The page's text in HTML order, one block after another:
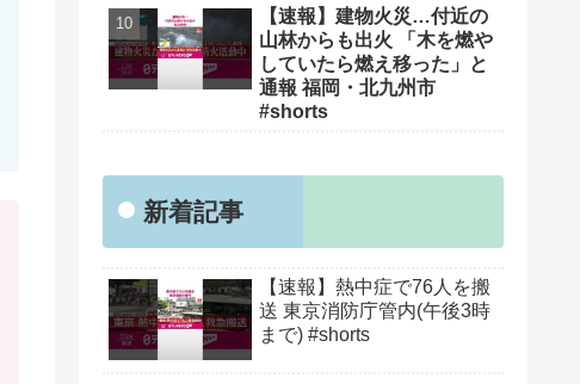
【速報】建物火災…付近の
山林からも出火 「木を燃や
していたら燃え移った」と
通報 福岡・北九州市
#shorts
新着記事
【速報】熱中症で76人を搬
送 東京消防庁管内(午後3時
まで) #shorts